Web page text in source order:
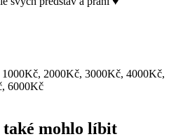
2000Kč, 3000Kč, 4000Kč,
6000Kč
také mohlo líbit